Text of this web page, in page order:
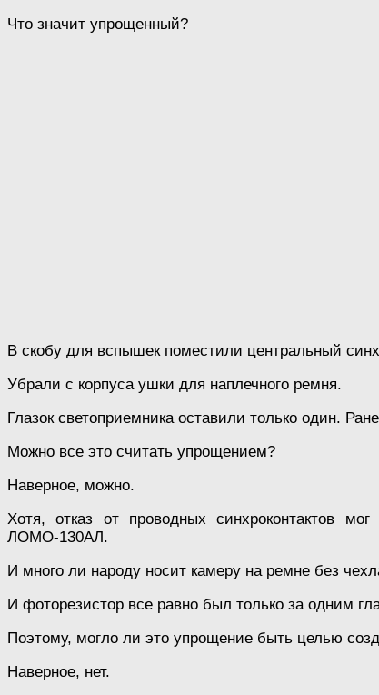
Что значит упрощенный?
В скобу для вспышек поместили центральный
Убрали с корпуса ушки для наплечного ремня.
Глазок светоприемника оставили только один.
Можно все это считать упрощением?
Наверное, можно.
Хотя, отказ от проводных синхроконтактов
ЛОМО-130АЛ.
И много ли народу носит камеру на ремне без
И фоторезистор все равно был только за одним
Поэтому, могло ли это упрощение быть целью
Наверное, нет.